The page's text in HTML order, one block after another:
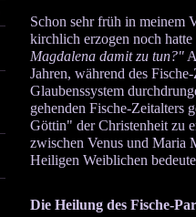
Schon sehr früh in meinem
kirchlich erzogen noch
Magdalena damit zu tun?"
Jahren, während des
Glaubenssystem
gehenden Fische-Zeitalters
Göttin" der Christenheit zu
zwischen Venus und Maria
Heiligen Weiblichen
Die Heilung des Fische-